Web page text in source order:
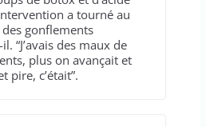
a tourné au
gonflements
“J’avais des maux de
plus on avançait et
pire, c’était”.